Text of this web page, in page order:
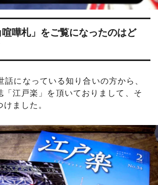
嘩札」をご覧になったのはど
話になっている知り合いの方から、
「江戸楽」を頂いておりまして、そ
ました。